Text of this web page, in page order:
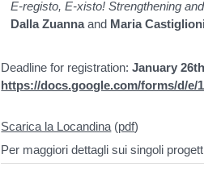
E-registo, E-xisto! Strengthening
Dalla Zuannaand Maria Castiglioni
Deadline for registration:January 26th
https://docs.google.com/forms/d/e/
Scarica la Locandina (pdf)
Per maggiori dettagli sui singoli